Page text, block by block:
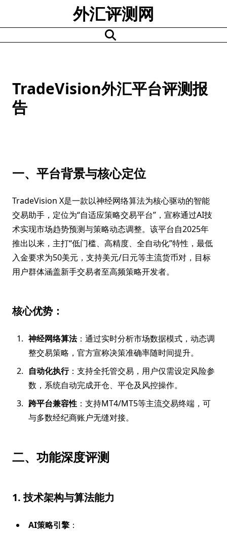
content
外汇评测网
TradeVision外汇平台评测报
告
一、平台背景与核心定位
TradeVision X是一款以神经网络算法为核心驱动的智能
交易助手，定位为“自适应策略交易平台”，宣称通过AI技
术实现市场趋势预测与策略动态调整。该平台自2025年
推出以来，主打“低门槛、高精度、全自动化”特性，最低
入金要求为50美元，支持美元/日元等主流货币对，目标
用户群体涵盖新手交易者至高频策略开发者。
核心优势：
神经网络算法：通过实时分析市场数据模式，动态调
整交易策略，官方宣称决策准确率随时间提升。
自动化执行：支持全托管交易，用户仅需设定风险参
数，系统自动完成开仓、平仓及风控操作。
跨平台兼容性 ：支持MT4/MT5等主流交易终端，可
与多数经纪商账户无缝对接。
二、功能深度评测
1. 技术架构与算法能力
AI策略引擎 ：